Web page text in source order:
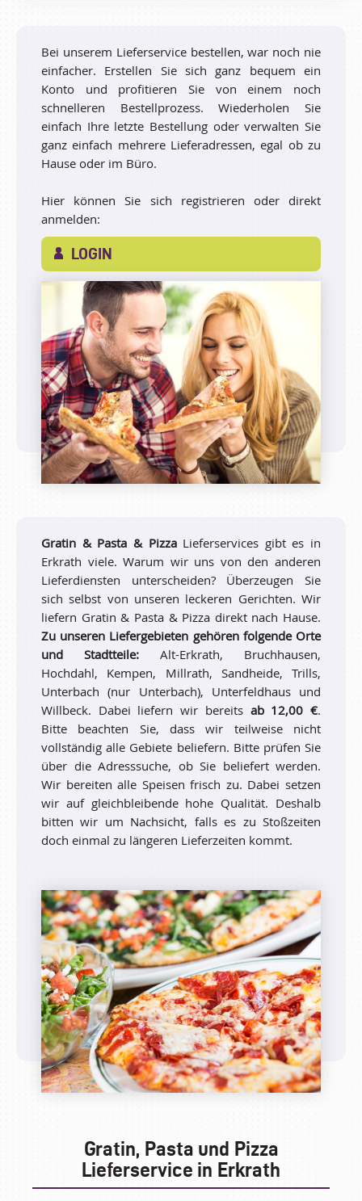
Bei unserem Lieferservice bestellen, war noch nie
einfacher. Erstellen Sie sich ganz bequem ein
Konto und profitieren Sie von einem noch
schnelleren Bestellprozess. Wiederholen Sie
einfach Ihre letzte Bestellung oder verwalten Sie
ganz einfach mehrere Lieferadressen, egal ob zu
Hause oder im Büro.
Hier können Sie sich registrieren oder direkt
anmelden:
LOGIN
Gratin & Pasta & PizzaLieferservices gibt es in
Erkrath viele. Warum wir uns von den anderen
Lieferdiensten unterscheiden? Überzeugen Sie
sich selbst von unseren leckeren Gerichten. Wir
liefern Gratin & Pasta & Pizza direkt nach Hause.
Zu unseren Liefergebieten gehören folgende Orte
und Stadtteile: Alt-Erkrath, Bruchhausen,
Hochdahl, Kempen, Millrath, Sandheide, Trills,
Unterbach (nur Unterbach), Unterfeldhaus und
Willbeck. Dabei liefern wir bereits ab 12,00 €.
Bitte beachten Sie, dass wir teilweise nicht
vollständig alle Gebiete beliefern. Bitte prüfen Sie
über die Adresssuche, ob Sie beliefert werden.
Wir bereiten alle Speisen frisch zu. Dabei setzen
wir auf gleichbleibende hohe Qualität. Deshalb
bitten wir um Nachsicht, falls es zu Stoßzeiten
doch einmal zu längeren Lieferzeiten kommt.
Gratin, Pasta und Pizza
Lieferservice in Erkrath